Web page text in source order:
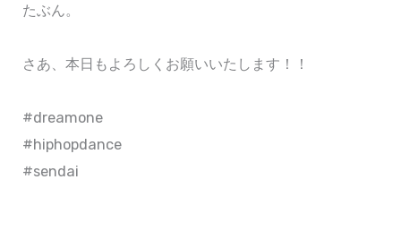
たぶん。
さあ、本日もよろしくお願いいたします！！
#dreamone
#hiphopdance
#sendai